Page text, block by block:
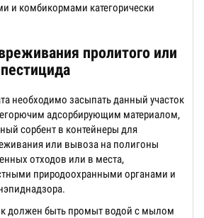
и комбикормами категорически
пролитого или
необходимо засыпать данный участок
адсорбирующим материалом,
сорбент в контейнеры для
или вывоза на полигоны
отходов или в места,
природоохранными органами и
должен быть промыт водой с мылом